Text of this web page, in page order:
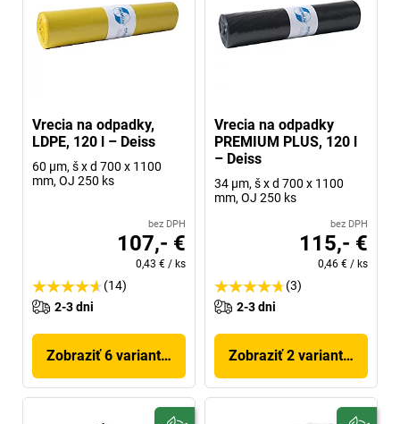
Vrecia na odpadky,
LDPE, 120 l – Deiss
60 µm, š x d 700 x 1100
mm, OJ 250 ks
bez DPH
107,- €
0,43 € / ks
(14)
2-3 dni
Zobraziť 6 variantov
Vrecia na odpadky
PREMIUM PLUS, 120 l
– Deiss
34 µm, š x d 700 x 1100
mm, OJ 250 ks
bez DPH
115,- €
0,46 € / ks
(3)
2-3 dni
Zobraziť 2 variantov